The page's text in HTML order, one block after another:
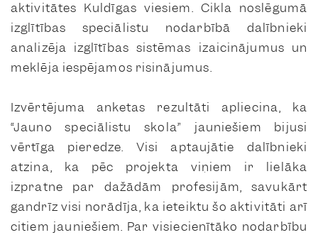
aktivitātes Kuldīgas viesiem. Cikla noslēgumā
izglītības speciālistu nodarbībā dalībnieki
analizēja izglītības sistēmas izaicinājumus un
meklēja iespējamos risinājumus.
Izvērtējuma anketas rezultāti apliecina, ka
“Jauno speciālistu skola” jauniešiem bijusi
vērtīga pieredze. Visi aptaujātie dalībnieki
atzina, ka pēc projekta viņiem ir lielāka
izpratne par dažādām profesijām, savukārt
gandrīz visi norādīja, ka ieteiktu šo aktivitāti arī
citiem jauniešiem. Par visiecienītāko nodarbību